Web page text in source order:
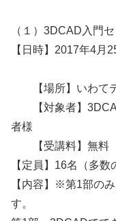
（１）3DCAD入門
【日時】2017年4月
【場所】いわてデ
【対象者】
者様
【受講料】無料
【定員】16名（多数
【内容】※第1部の
す。